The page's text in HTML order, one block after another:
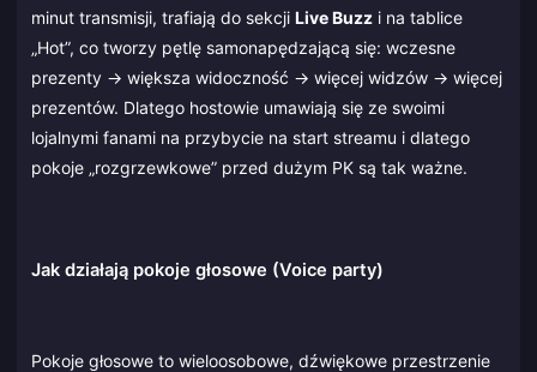
minut transmisji, trafiają do sekcji Live Buzz i na tablice
„Hot”, co tworzy pętlę samonapędzającą się: wczesne
prezenty → większa widoczność → więcej widzów → więcej
prezentów. Dlatego hostowie umawiają się ze swoimi
lojalnymi fanami na przybycie na start streamu i dlatego
pokoje „rozgrzewkowe” przed dużym PK są tak ważne.
Jak działają pokoje głosowe (Voice party)
Pokoje głosowe to wieloosobowe, dźwiękowe przestrzenie